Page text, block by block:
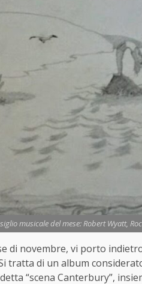
musicale del mese: Robert Wyatt,
di novembre, vi porto
tratta di un album
“scena Canterbury”,